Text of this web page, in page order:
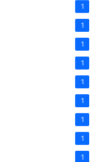
1
1
1
1
1
1
1
1
1